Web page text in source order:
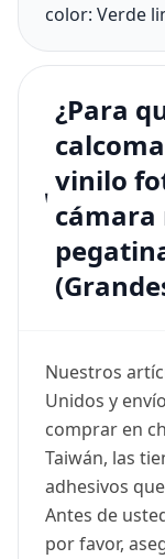
color: Verde
¿Para
vinilo
cámara
Nuestros
Unidos y
comprar en
Taiwán, las
adhesivos
Antes de
por favor,